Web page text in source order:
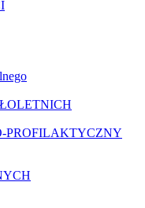
PROFILAKTYCZNY